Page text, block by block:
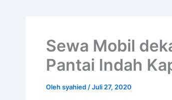
Sewa Mobil
Pantai Indah
Olehsyahied /Juli 27, 2020